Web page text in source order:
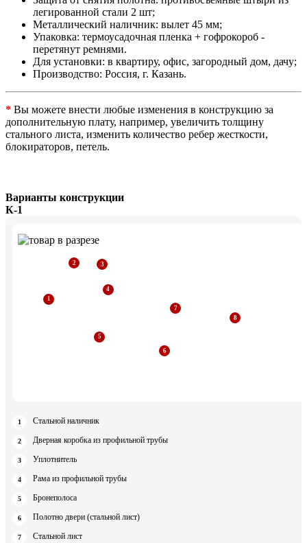
легированной стали 2 шт;
Металлический наличник: вылет 45 мм;
Упаковка: термоусадочная пленка + гофрокороб -
перетянут ремнями.
Для установки: в квартиру, офис, загородный дом, дачу;
Производство: Россия, г. Казань.
* Вы можете внести любые изменения в конструкцию за
дополнительную плату, например, увеличить толщину
стального листа, изменить количество ребер жесткости,
блокираторов, петель.
Варианты конструкции
К-1
Стальной наличник
Дверная коробка из профильной трубы
Уплотнитель
Рама из профильной трубы
Бронеполоса
Полотно двери (стальной лист)
Стальной лист